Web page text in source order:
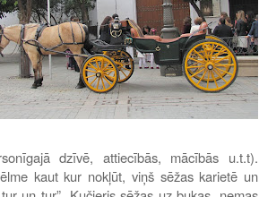
dzīvē, attiecībās, mācībās u.t.t).
kaut kur nokļūt, viņš sēžas karietē un